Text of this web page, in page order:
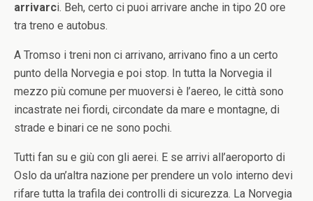
arrivarci. Beh, certo ci puoi arrivare anche in tipo 20 ore
tra treno e autobus.
A Tromso i treni non ci arrivano, arrivano fino a un certo
punto della Norvegia e poi stop. In tutta la Norvegia il
mezzo più comune per muoversi è l’aereo, le città sono
incastrate nei fiordi, circondate da mare e montagne, di
strade e binari ce ne sono pochi.
Tutti fan su e giù con gli aerei. E se arrivi all’aeroporto di
Oslo da un’altra nazione per prendere un volo interno devi
rifare tutta la trafila dei controlli di sicurezza. La Norvegia